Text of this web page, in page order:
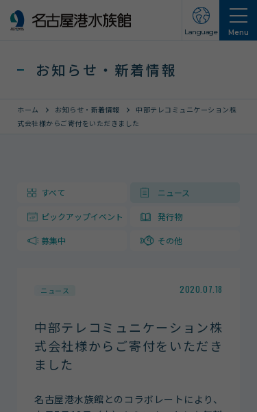
Menu
Language
営業・イベントスケジュール
お知らせ・新着情報
館内案内
イベント紹介
研究・教育
海の仲間たち
お知らせ・新着情報
ホーム お知らせ・新着情報
中部テレコミュニケーション株
式会社様からご寄付をいただきました
すべて ニュース
ピックアップイベント 発行物
募集中 その他
ニュース 2020.07.18
中部テレコミュニケーション株
式会社様からご寄付をいただき
ました
名古屋港水族館とのコラボレートにより、